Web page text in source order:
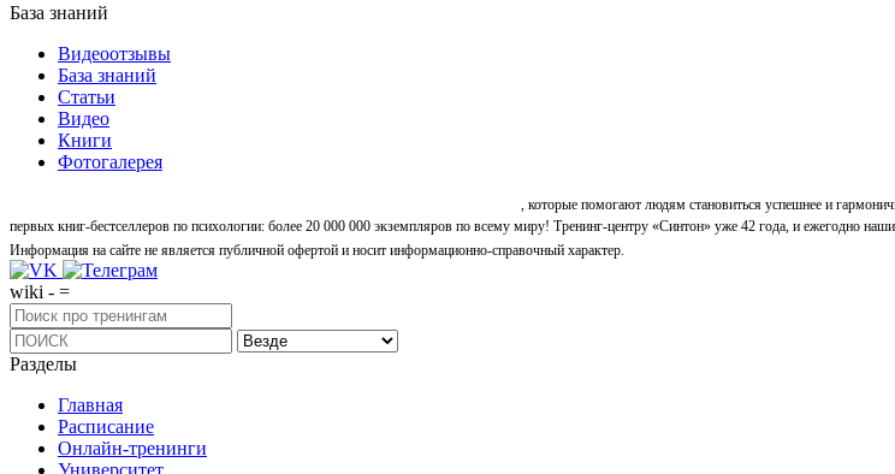
База знаний
Видеоотзывы
База знаний
Статьи
Видео
Книги
Фотогалерея
, которые помогают людям становиться успешнее и
первых книг-бестселлеров по психологии: более 20 000 000 экземпляров по всему миру! Тренинг-центру «Синтон» уже 42 года, и ежегодно
Информация на сайте не является публичной офертой и носит информационно-справочный характер.
wiki - =
Разделы
Главная
Расписание
Онлайн-тренинги
Университет